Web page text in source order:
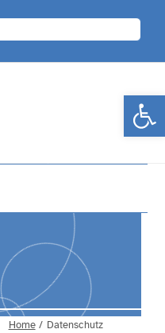
Home Datenschutz